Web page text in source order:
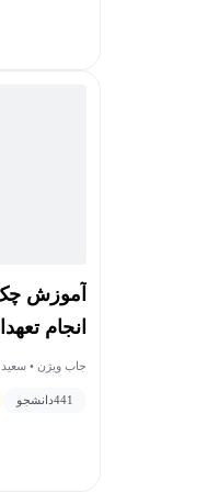
آموزش
انجام
جاب ویژن • سعید
441دانشجو